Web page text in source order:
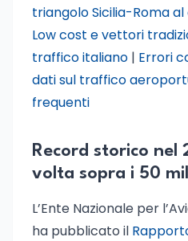
triangolo Sicilia-Roma
Low cost e vettori
traffico italiano | Errori
dati sul traffico
frequenti
Record storico nel
volta sopra i 50
L’Ente Nazionale per
ha pubblicato il